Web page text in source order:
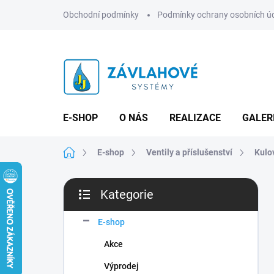
Obchodní podmínky Podmínky ochrany osobních
E-SHOP O NÁS REALIZACE
Domů E-shop Ventily a příslušenství
P
s
kategorie
Kategorie
E-shop
Akce
Výprodej